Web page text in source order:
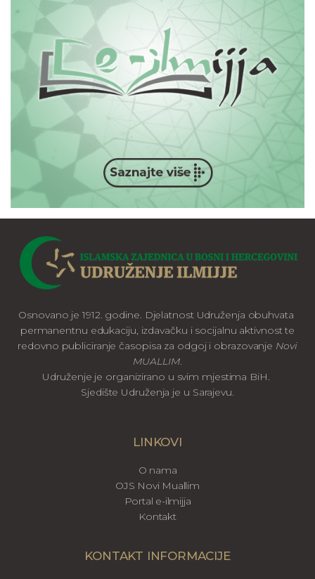
Osnovano je 1912. godine. Djelatnost Udruženja obuhvata
permanentnu edukaciju, izdavačku i socijalnu aktivnost te
redovno publiciranje časopisa za odgoj i obrazovanje Novi
MUALLIM.
Udruženje je organizirano u svim mjestima BiH.
Sjedište Udruženja je u Sarajevu.
LINKOVI
O nama
OJS Novi Muallim
Portal e-ilmijja
Kontakt
KONTAKT INFORMACIJE